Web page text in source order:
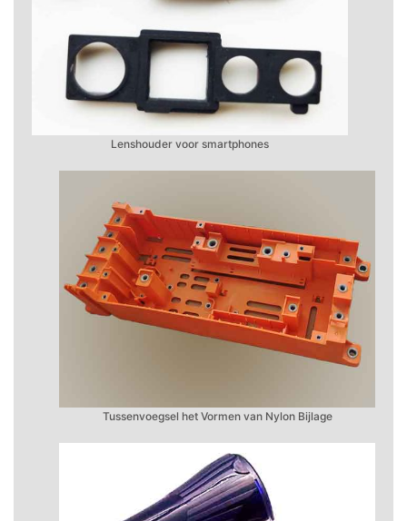
Lenshouder voor smartphones
Tussenvoegsel het Vormen van Nylon Bijlage